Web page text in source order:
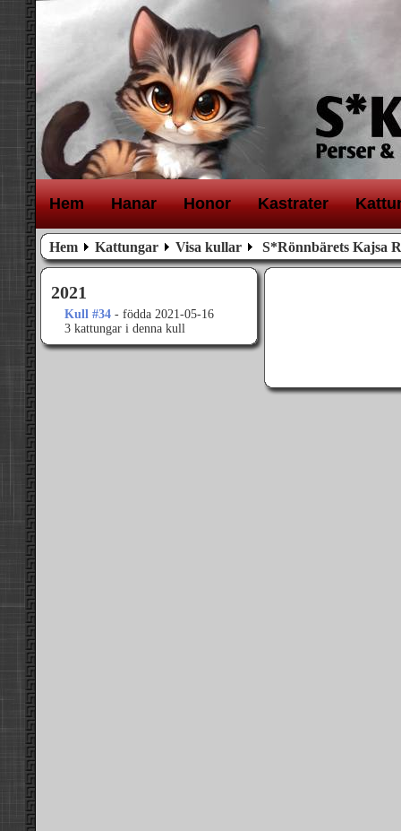
Hem Hanar Honor Kastrater K
Hem Kattungar Visa kullar S*Rönnbärets Kajsa
2021
Kull #34 - födda 2021-05-16
3 kattungar i denna kull